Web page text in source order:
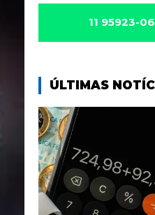
11 95923-
ÚLTIMAS